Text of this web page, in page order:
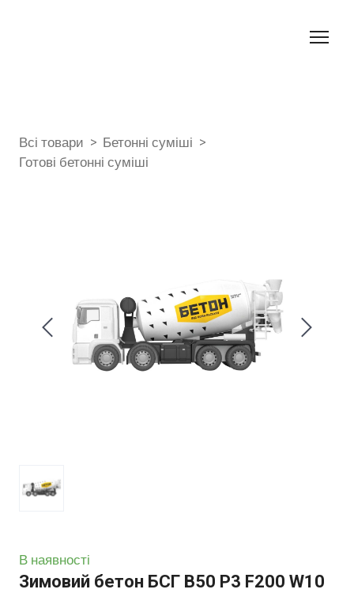
Всі товари
Бетонні суміші
Готові бетонні суміші
В наявності
Зимовий бетон БСГ В50 Р3 F200 W10